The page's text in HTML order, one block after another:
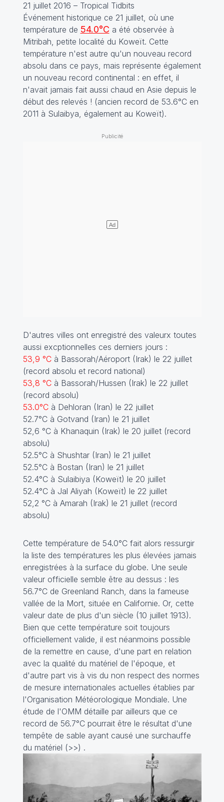
21 juillet 2016 – Tropical Tidbits
Événement historique ce 21 juillet, où une
température de 54.0°C a été observée à
Mitribah, petite localité du Koweït. Cette
température n'est autre qu'un nouveau record
absolu dans ce pays, mais représente également
un nouveau record continental : en effet, il
n'avait jamais fait aussi chaud en Asie depuis le
début des relevés ! (ancien record de 53.6°C en
2011 à Sulaibya, également au Koweït).
D'autres villes ont enregistré des valeurx toutes
aussi excptionnelles ces derniers jours :
53,9 °Cà Bassorah/Aéroport (Irak) le 22 juillet
(record absolu et record national)
53,8 °Cà Bassorah/Hussen (Irak) le 22 juillet
(record absolu)
53.0°Cà Dehloran (Iran) le 22 juillet
52.7°C à Gotvand (Iran) le 21 juillet
52,6 °C à Khanaquin (Irak) le 20 juillet (record
absolu)
52.5°C à Shushtar (Iran) le 21 juillet
52.5°C à Bostan (Iran) le 21 juillet
52.4°C à Sulaibiya (Koweït) le 20 juillet
52.4°C à Jal Aliyah (Koweït) le 22 juillet
52,2 °C à Amarah (Irak) le 21 juillet (record
absolu)
Cette température de 54.0°C fait alors ressurgir
la liste des températures les plus élevées jamais
enregistrées à la surface du globe. Une seule
valeur officielle semble être au dessus : les
56.7°C de Greenland Ranch, dans la fameuse
vallée de la Mort, située en Californie. Or, cette
valeur date de plus d'un siècle (10 juillet 1913).
Bien que cette température soit toujours
officiellement valide, il est néanmoins possible
de la remettre en cause, d'une part en relation
avec la qualité du matériel de l'époque, et
d'autre part vis à vis du non respect des normes
de mesure internationales actuelles établies par
l'Organisation Météorologique Mondiale. Une
étude de l'OMM détaille par ailleurs que ce
record de 56.7°C pourrait être le résultat d'une
tempête de sable ayant causé une surchauffe
du matériel (>>) .